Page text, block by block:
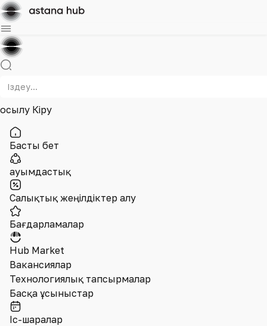
Қосылу Кіру
Басты бет
Қауымдастық
Салықтық жеңілдіктер алу
Бағдарламалар
Hub Market
Вакансиялар
Технологиялық тапсырмалар
Басқа ұсыныстар
Іс-шаралар